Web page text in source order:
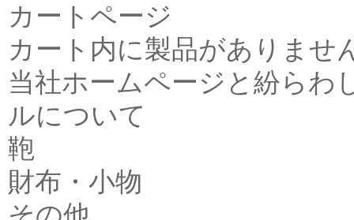
カートページ
カート内に製品がありませ
当社ホームページと紛らわ
ルについて
鞄
財布・小物